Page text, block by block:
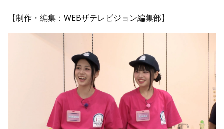
【制作・編集：WEBザテレビジョン編集部】